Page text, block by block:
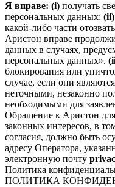
Я вправе: (i) получать
персональных данных; (ii)
какой-либо части
Аристон вправе
данных в случаях,
персональных данных».
блокирования или
случае, если они
неточными, незаконно
необходимыми для
Обращение к Аристон
законных интересов, в
согласия, должно быть
адресу Оператора,
электронную почту
Политика
ПОЛИТИКА